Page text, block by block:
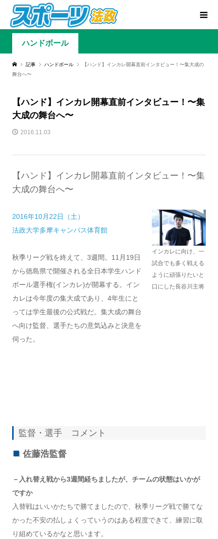
ハンドボール
記事 ハンドボール
【ハンド】インカレ開幕直前インタビュー！〜集大成の
舞台へ〜
【ハンド】インカレ開幕直前インタビュー！〜集
大成の舞台へ〜
2016.11.03
【ハンド】インカレ開幕直前インタビュー！〜集
大成の舞台へ〜
2016年10月22日（土）
法政大学多摩キャンパス体育館
秋季リーグ戦を終えて、3週間。11月19日
から徳島県で開催される全日本学生ハンド
ボール選手権(インカレ)が開幕する。イン
カレは今年度の集大成であり、4年生にと
っては学生最後の公式戦だ。集大成の舞台
へ向け監督、選手たちの意気込みと決意を
伺った。
インカレに向け、一
試合でも多く戦える
ように頑張りたいと
口にした長谷川主将
監督・選手 コメント
佐藤浩監督
－入れ替え戦から3週間経ちましたが、チームの状態はいかが
ですか
入替戦はいいかたちで勝てましたので、秋季リーグ戦で勝てな
かった不安の払しょくっていうのはある程度できて、練習に取
り組めているかなと思います。